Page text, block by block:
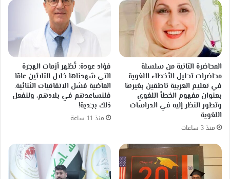
المحاضرة الثانية من سلسلة
محاضرات تحليل الأخطاء اللغوية
في تعليم العربية ناطقين بغيرها
بعنوان مفهوم الخطأ اللغوي
وتطور النظر إليه في الدراسات
اللغوية
منذ 3 ساعات
فؤاد عودة: تُظهر أزمات الهجرة
التي شهدناها خلال الثلاثين عامًا
الماضية فشل الاتفاقيات الثنائية.
فلنساعدهم في بلادهم، ولنفعل
ذلك بجدية!
منذ 11 ساعة